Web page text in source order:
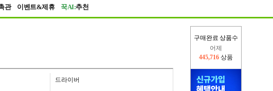
관 이벤트&제휴 꾹AI:추천
구매완료 상품수
오늘(현재)
332,346 상품
드라이버